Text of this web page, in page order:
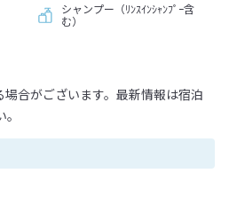
シャンプー（ﾘﾝｽｲﾝｼｬﾝﾌﾟｰ含
む）
合がございます。最新情報は宿泊